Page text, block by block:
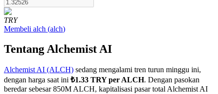
COIN-M Berjangka
Mata Uang Kripto Berjangka
TRY
Membeli alch (alch)
Tentang Alchemist AI
Alchemist AI (ALCH) sedang mengalami tren turun minggu ini,
dengan harga saat ini ₺1.33 TRY per ALCH. Dengan pasokan
beredar sebesar 850M ALCH, kapitalisasi pasar total Alchemist AI